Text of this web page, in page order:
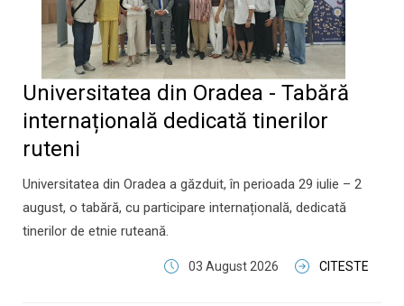
Universitatea din Oradea - Tabără
internațională dedicată tinerilor
ruteni
Universitatea din Oradea a găzduit, în perioada 29 iulie – 2
august, o tabără, cu participare internațională, dedicată
tinerilor de etnie ruteană.
03 August 2026 CITESTE